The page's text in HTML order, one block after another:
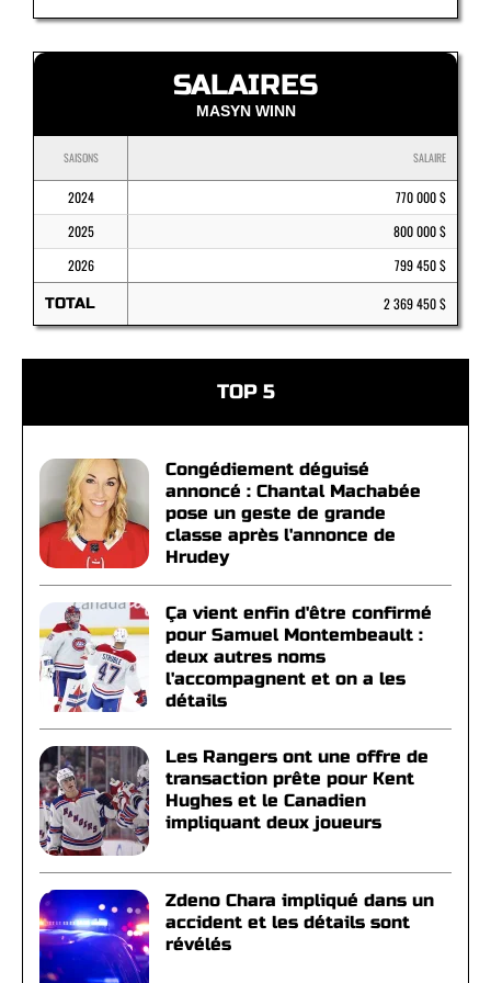
SALAIRES
MASYN WINN
SAISONS SALAIRE
2024
770 000 $
2025
800 000 $
2026
799 450 $
TOTAL 2 369 450 $
TOP 5
Congédiement déguisé
annoncé : Chantal Machabée
pose un geste de grande
classe après l'annonce de
Hrudey
Ça vient enfin d'être confirmé
pour Samuel Montembeault :
deux autres noms
l'accompagnent et on a les
détails
Les Rangers ont une offre de
transaction prête pour Kent
Hughes et le Canadien
impliquant deux joueurs
Zdeno Chara impliqué dans un
accident et les détails sont
révélés